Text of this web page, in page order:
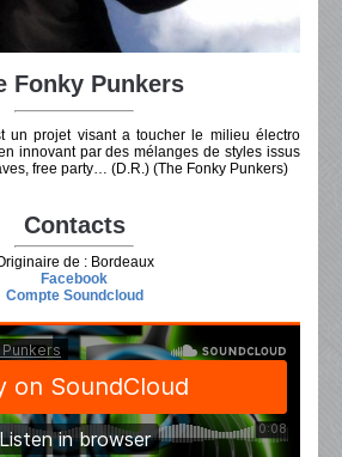
Fonky Punkers
un projet visant a toucher le milieu électro
innovant par des mélanges de styles issus
free party… (D.R.) (The Fonky Punkers)
Contacts
de : Bordeaux
Facebook
Compte Soundcloud